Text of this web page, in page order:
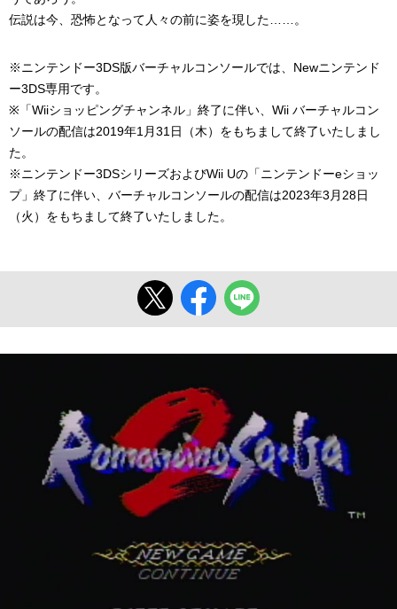
会社情報
伝説は今、恐怖となって人々の前に姿を現した……。
※ニンテンドー3DS版バーチャルコンソールでは、Newニンテンド
ー3DS専用です。
※「Wiiショッピングチャンネル」終了に伴い、Wii バーチャルコン
ソールの配信は2019年1月31日（木）をもちまして終了いたしまし
た。
※ニンテンドー3DSシリーズおよびWii Uの「ニンテンドーeショッ
プ」終了に伴い、バーチャルコンソールの配信は2023年3月28日
（火）をもちまして終了いたしました。